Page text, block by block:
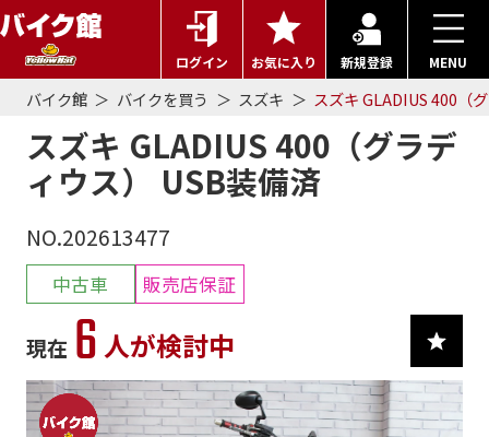
ログイン お気に入り 新規登録 MENU
バイク館 バイクを買う スズキ スズキ GLADIUS 400（
スズキ GLADIUS 400（グラデ
ィウス） USB装備済
NO.202613477
中古車 販売店保証
現在 6 人が検討中